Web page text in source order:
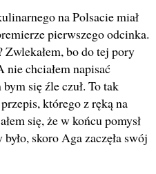
na Polsacie miał
pierwszego odcinka.
bo do tej pory
nie chciałem napisać
się źle czuł. To tak
którego z ręką na
się, że w końcu pomysł
skoro Aga zaczęła swój